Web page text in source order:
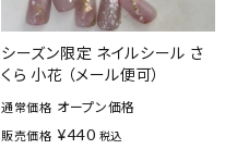
シーズン限定 ネイルシール さ
くら 小花 （メール便可）
通常価格 オープン価格
販売価格 ¥440 税込